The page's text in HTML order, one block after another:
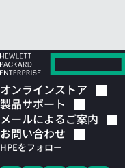
オンラインストア
製品サポート
メールによるご案内
お問い合わせ
HPEをフォロー